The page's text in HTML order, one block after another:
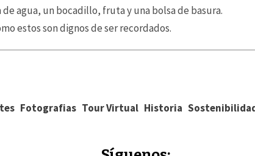
agua, un bocadillo, fruta y una bolsa de basura.
estos son dignos de ser recordados.
Fotografias Tour Virtual Historia